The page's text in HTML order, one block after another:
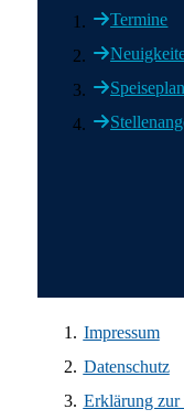
Termine
Speiseplan
Impressum
Datenschutz
Erklärung zur